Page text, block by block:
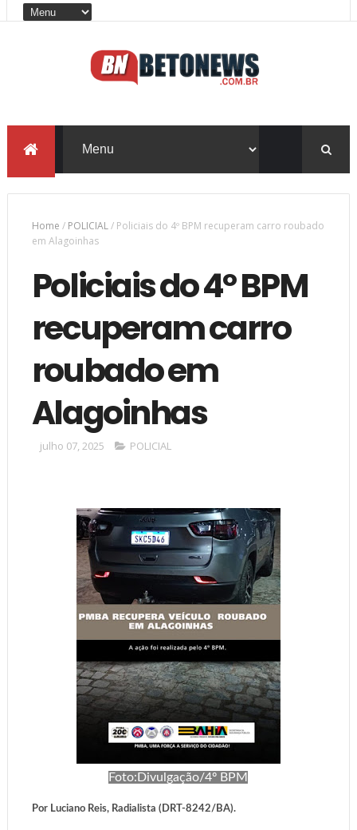
Home / POLICIAL/ Policiais do 4º BPM recuperam carro roubado
em Alagoinhas
Policiais do 4º BPM
recuperam carro
roubado em
Alagoinhas
julho 07, 2025 POLICIAL
Foto:Divulgação/4º BPM
Por Luciano Reis, Radialista (DRT-8242/BA).